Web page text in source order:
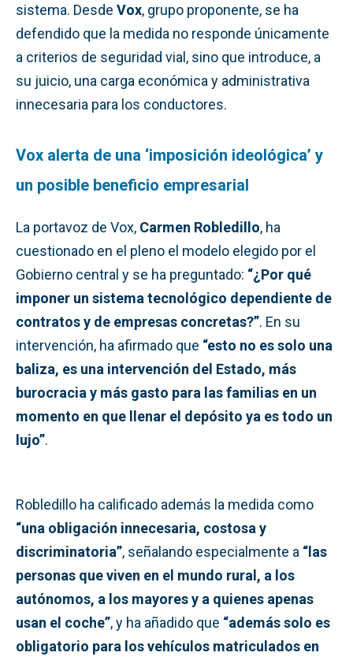
sistema. Desde Vox, grupo proponente, se ha
defendido que la medida no responde únicamente
a criterios de seguridad vial, sino que introduce, a
su juicio, una carga económica y administrativa
innecesaria para los conductores.
Vox alerta de una ‘imposición ideológica’ y
un posible beneficio empresarial
La portavoz de Vox, Carmen Robledillo, ha
cuestionado en el pleno el modelo elegido por el
Gobierno central y se ha preguntado: “¿Por qué
imponer un sistema tecnológico dependiente de
contratos y de empresas concretas?”. En su
intervención, ha afirmado que “esto no es solo una
baliza, es una intervención del Estado, más
burocracia y más gasto para las familias en un
momento en que llenar el depósito ya es todo un
lujo”.
Robledillo ha calificado además la medida como
“una obligación innecesaria, costosa y
discriminatoria”, señalando especialmente a “las
personas que viven en el mundo rural, a los
autónomos, a los mayores y a quienes apenas
usan el coche”, y ha añadido que “además solo es
obligatorio para los vehículos matriculados en